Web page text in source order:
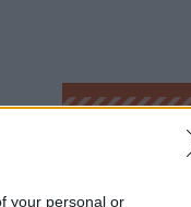
your personal or